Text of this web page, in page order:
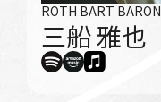
ROTH BART BARON
三船 雅也